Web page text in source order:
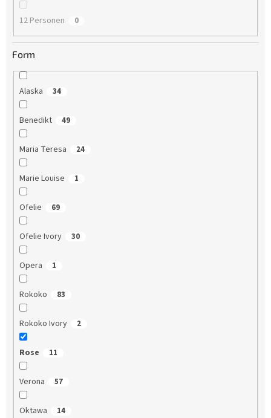
12 Personen 0
Form
Alaska 34
Benedikt 49
Maria Teresa 24
Marie Louise 1
Ofelie 69
Ofelie Ivory 30
Opera 1
Rokoko 83
Rokoko Ivory 2
Rose 11
Verona 57
Oktawa 14